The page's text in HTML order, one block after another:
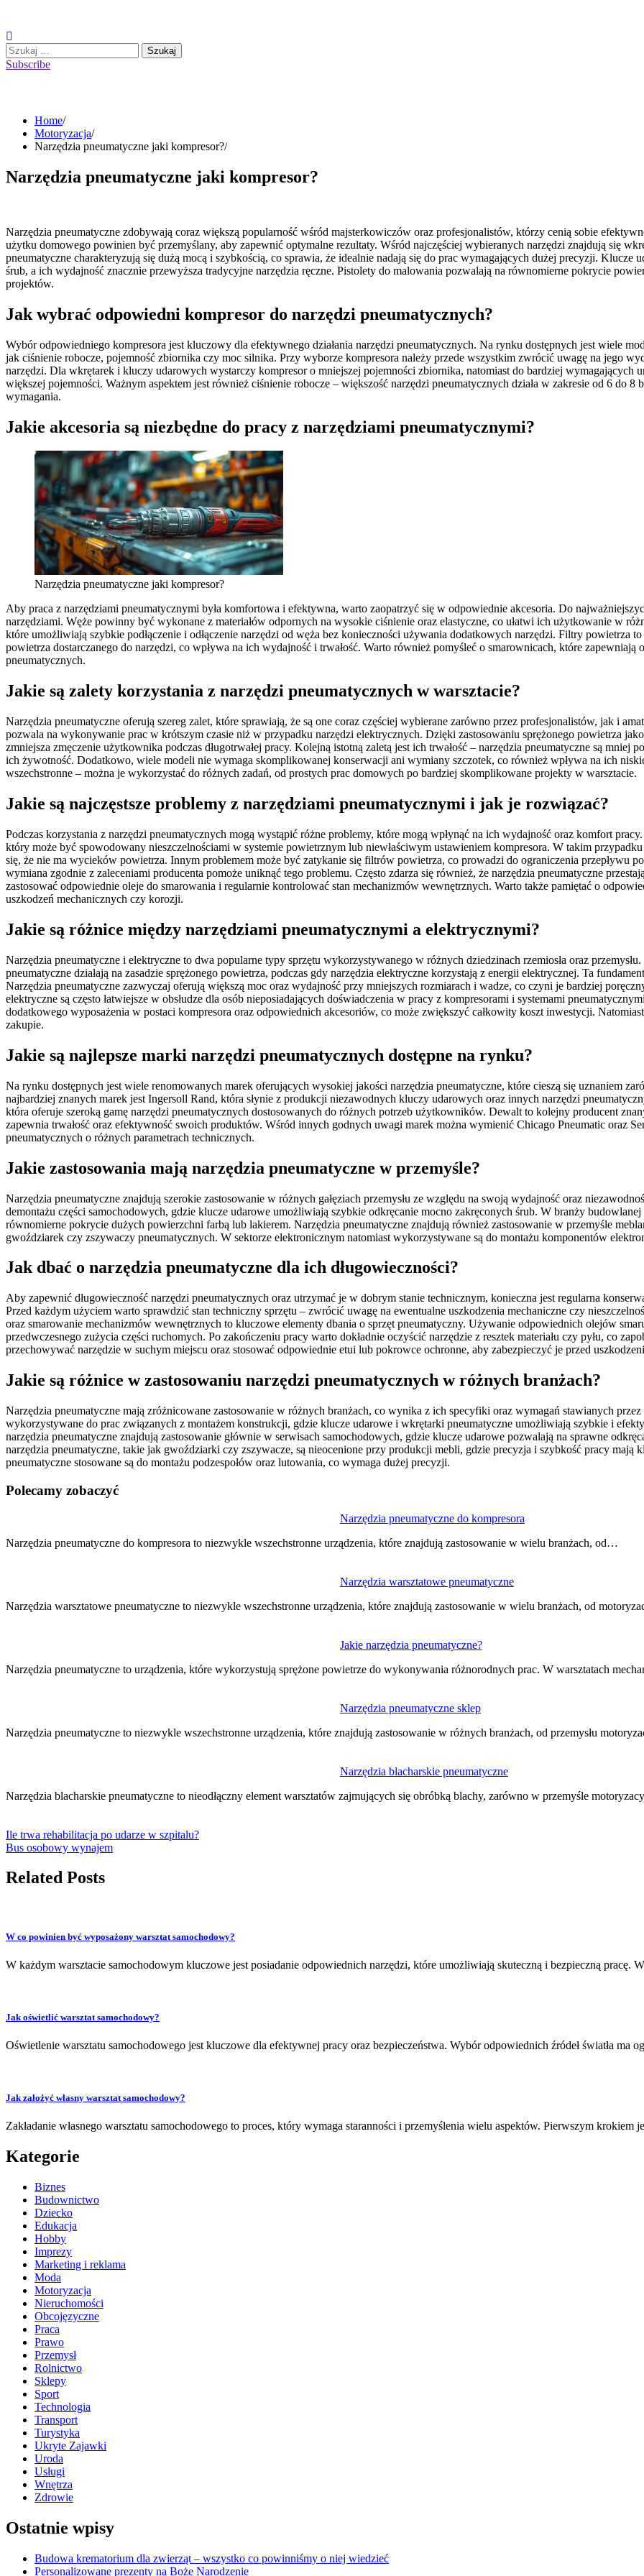
content
Szukaj:
Subscribe
Home
Motoryzacja
Narzędzia pneumatyczne jaki kompresor?
Narzędzia pneumatyczne jaki kompresor?
Narzędzia pneumatyczne zdobywają coraz większą popularność wśród majsterkowiczów oraz profesjonalistów, którzy cenią sobie
użytku domowego powinien być przemyślany, aby zapewnić optymalne rezultaty. Wśród najczęściej wybieranych narzędzi znajdują się
pneumatyczne charakteryzują się dużą mocą i szybkością, co sprawia, że idealnie nadają się do prac wymagających dużej precyzji. Klucze
śrub, a ich wydajność znacznie przewyższa tradycyjne narzędzia ręczne. Pistolety do malowania pozwalają na równomierne pokrycie
projektów.
Jak wybrać odpowiedni kompresor do narzędzi pneumatycznych?
Wybór odpowiedniego kompresora jest kluczowy dla efektywnego działania narzędzi pneumatycznych. Na rynku dostępnych jest wiele
jak ciśnienie robocze, pojemność zbiornika czy moc silnika. Przy wyborze kompresora należy przede wszystkim zwrócić uwagę na jego
narzędzi. Dla wkrętarek i kluczy udarowych wystarczy kompresor o mniejszej pojemności zbiornika, natomiast do bardziej wymagających
większej pojemności. Ważnym aspektem jest również ciśnienie robocze – większość narzędzi pneumatycznych działa w zakresie od 6 do
wymagania.
Jakie akcesoria są niezbędne do pracy z narzędziami pneumatycznymi?
Narzędzia pneumatyczne jaki kompresor?
Aby praca z narzędziami pneumatycznymi była komfortowa i efektywna, warto zaopatrzyć się w odpowiednie akcesoria. Do
narzędziami. Węże powinny być wykonane z materiałów odpornych na wysokie ciśnienie oraz elastyczne, co ułatwi ich użytkowanie w
które umożliwiają szybkie podłączenie i odłączenie narzędzi od węża bez konieczności używania dodatkowych narzędzi. Filtry powietrza
powietrza dostarczanego do narzędzi, co wpływa na ich wydajność i trwałość. Warto również pomyśleć o smarownicach, które
pneumatycznych.
Jakie są zalety korzystania z narzędzi pneumatycznych w warsztacie?
Narzędzia pneumatyczne oferują szereg zalet, które sprawiają, że są one coraz częściej wybierane zarówno przez profesjonalistów, jak i
pozwala na wykonywanie prac w krótszym czasie niż w przypadku narzędzi elektrycznych. Dzięki zastosowaniu sprężonego powietrza jako
zmniejsza zmęczenie użytkownika podczas długotrwałej pracy. Kolejną istotną zaletą jest ich trwałość – narzędzia pneumatyczne są mniej
ich żywotność. Dodatkowo, wiele modeli nie wymaga skomplikowanej konserwacji ani wymiany szczotek, co również wpływa na ich
wszechstronne – można je wykorzystać do różnych zadań, od prostych prac domowych po bardziej skomplikowane projekty w warsztacie.
Jakie są najczęstsze problemy z narzędziami pneumatycznymi i jak je rozwiązać?
Podczas korzystania z narzędzi pneumatycznych mogą wystąpić różne problemy, które mogą wpłynąć na ich wydajność oraz komfort
który może być spowodowany nieszczelnościami w systemie powietrznym lub niewłaściwym ustawieniem kompresora. W takim
się, że nie ma wycieków powietrza. Innym problemem może być zatykanie się filtrów powietrza, co prowadzi do ograniczenia przepływu
wymiana zgodnie z zaleceniami producenta pomoże uniknąć tego problemu. Często zdarza się również, że narzędzia pneumatyczne
zastosować odpowiednie oleje do smarowania i regularnie kontrolować stan mechanizmów wewnętrznych. Warto także pamiętać o
uszkodzeń mechanicznych czy korozji.
Jakie są różnice między narzędziami pneumatycznymi a elektrycznymi?
Narzędzia pneumatyczne i elektryczne to dwa popularne typy sprzętu wykorzystywanego w różnych dziedzinach rzemiosła oraz
pneumatyczne działają na zasadzie sprężonego powietrza, podczas gdy narzędzia elektryczne korzystają z energii elektrycznej. Ta
Narzędzia pneumatyczne zazwyczaj oferują większą moc oraz wydajność przy mniejszych rozmiarach i wadze, co czyni je bardziej
elektryczne są często łatwiejsze w obsłudze dla osób nieposiadających doświadczenia w pracy z kompresorami i systemami
dodatkowego wyposażenia w postaci kompresora oraz odpowiednich akcesoriów, co może zwiększyć całkowity koszt inwestycji.
zakupie.
Jakie są najlepsze marki narzędzi pneumatycznych dostępne na rynku?
Na rynku dostępnych jest wiele renomowanych marek oferujących wysokiej jakości narzędzia pneumatyczne, które cieszą się uznaniem
najbardziej znanych marek jest Ingersoll Rand, która słynie z produkcji niezawodnych kluczy udarowych oraz innych narzędzi
która oferuje szeroką gamę narzędzi pneumatycznych dostosowanych do różnych potrzeb użytkowników. Dewalt to kolejny producent
zapewnia trwałość oraz efektywność swoich produktów. Wśród innych godnych uwagi marek można wymienić Chicago Pneumatic oraz
pneumatycznych o różnych parametrach technicznych.
Jakie zastosowania mają narzędzia pneumatyczne w przemyśle?
Narzędzia pneumatyczne znajdują szerokie zastosowanie w różnych gałęziach przemysłu ze względu na swoją wydajność oraz
demontażu części samochodowych, gdzie klucze udarowe umożliwiają szybkie odkręcanie mocno zakręconych śrub. W branży
równomierne pokrycie dużych powierzchni farbą lub lakierem. Narzędzia pneumatyczne znajdują również zastosowanie w przemyśle
gwoździarek czy zszywaczy pneumatycznych. W sektorze elektronicznym natomiast wykorzystywane są do montażu komponentów
Jak dbać o narzędzia pneumatyczne dla ich długowieczności?
Aby zapewnić długowieczność narzędzi pneumatycznych oraz utrzymać je w dobrym stanie technicznym, konieczna jest regularna
Przed każdym użyciem warto sprawdzić stan techniczny sprzętu – zwrócić uwagę na ewentualne uszkodzenia mechaniczne czy
oraz smarowanie mechanizmów wewnętrznych to kluczowe elementy dbania o sprzęt pneumatyczny. Używanie odpowiednich olejów
przedwczesnego zużycia części ruchomych. Po zakończeniu pracy warto dokładnie oczyścić narzędzie z resztek materiału czy pyłu, co
przechowywać narzędzie w suchym miejscu oraz stosować odpowiednie etui lub pokrowce ochronne, aby zabezpieczyć je przed
Jakie są różnice w zastosowaniu narzędzi pneumatycznych w różnych branżach?
Narzędzia pneumatyczne mają zróżnicowane zastosowanie w różnych branżach, co wynika z ich specyfiki oraz wymagań stawianych
wykorzystywane do prac związanych z montażem konstrukcji, gdzie klucze udarowe i wkrętarki pneumatyczne umożliwiają szybkie i
narzędzia pneumatyczne znajdują zastosowanie głównie w serwisach samochodowych, gdzie klucze udarowe pozwalają na sprawne
narzędzia pneumatyczne, takie jak gwoździarki czy zszywacze, są nieocenione przy produkcji mebli, gdzie precyzja i szybkość pracy mają
pneumatyczne stosowane są do montażu podzespołów oraz lutowania, co wymaga dużej precyzji.
Polecamy zobaczyć
Narzędzia pneumatyczne do kompresora
Narzędzia pneumatyczne do kompresora to niezwykle wszechstronne urządzenia, które znajdują zastosowanie w wielu branżach, od…
Narzędzia warsztatowe pneumatyczne
Narzędzia warsztatowe pneumatyczne to niezwykle wszechstronne urządzenia, które znajdują zastosowanie w wielu branżach, od
Jakie narzędzia pneumatyczne?
Narzędzia pneumatyczne to urządzenia, które wykorzystują sprężone powietrze do wykonywania różnorodnych prac. W warsztatach
Narzędzia pneumatyczne sklep
Narzędzia pneumatyczne to niezwykle wszechstronne urządzenia, które znajdują zastosowanie w różnych branżach, od przemysłu
Narzędzia blacharskie pneumatyczne
Narzędzia blacharskie pneumatyczne to nieodłączny element warsztatów zajmujących się obróbką blachy, zarówno w przemyśle
wpisu
Ile trwa rehabilitacja po udarze w szpitalu?
Bus osobowy wynajem
Related Posts
W co powinien być wyposażony warsztat samochodowy?
W każdym warsztacie samochodowym kluczowe jest posiadanie odpowiednich narzędzi, które umożliwiają skuteczną i bezpieczną
Jak oświetlić warsztat samochodowy?
Oświetlenie warsztatu samochodowego jest kluczowe dla efektywnej pracy oraz bezpieczeństwa. Wybór odpowiednich źródeł światła ma
Jak założyć własny warsztat samochodowy?
Zakładanie własnego warsztatu samochodowego to proces, który wymaga staranności i przemyślenia wielu aspektów. Pierwszym krokiem
Kategorie
Biznes
Budownictwo
Dziecko
Edukacja
Hobby
Imprezy
Marketing i reklama
Moda
Motoryzacja
Nieruchomości
Obcojęzyczne
Praca
Prawo
Przemysł
Rolnictwo
Sklepy
Sport
Technologia
Transport
Turystyka
Ukryte Zajawki
Uroda
Usługi
Wnętrza
Zdrowie
Ostatnie wpisy
Budowa krematorium dla zwierząt – wszystko co powinniśmy o niej wiedzieć
Personalizowane prezenty na Boże Narodzenie